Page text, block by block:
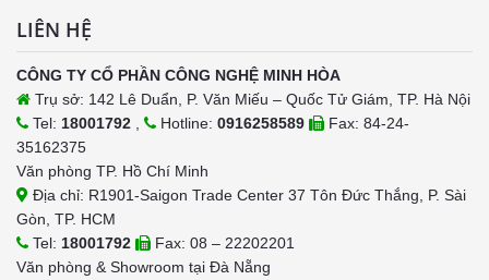
LIÊN HỆ
CÔNG TY CỔ PHẦN CÔNG NGHỆ MINH HÒA
Trụ sở: 142 Lê Duẩn, P. Văn Miếu – Quốc Tử Giám, TP. Hà Nội
Tel: 18001792 Hotline: 0916258589
Fax: 84-24-
35162375
Văn phòng TP. Hồ Chí Minh
Địa chỉ: R1901-Saigon Trade Center 37 Tôn Đức Thắng, P. Sài
Gòn, TP. HCM
Tel: 18001792
Fax: 08 – 22202201
Văn phòng & Showroom tại Đà Nẵng